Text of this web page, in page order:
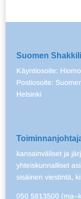
Suomen
Käyntiosoite:
Postiosoite:
Helsinki
kansainväliset ja
yhteiskunnalliset
sisäinen viestintä,
050 5813500